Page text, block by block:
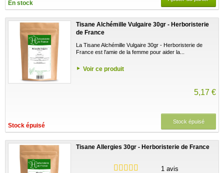
En stock
Tisane Alchémille Vulgaire 30gr - Herboristerie
de France
La Tisane Alchémille Vulgaire 30gr - Herboristerie de
France est l'amie de la femme pour aider la...
Voir ce produit
5,17 €
Stock épuisé
Stock épuisé
Tisane Allergies 30gr - Herboristerie de France
1 avis